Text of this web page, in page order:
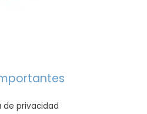
de privacidad